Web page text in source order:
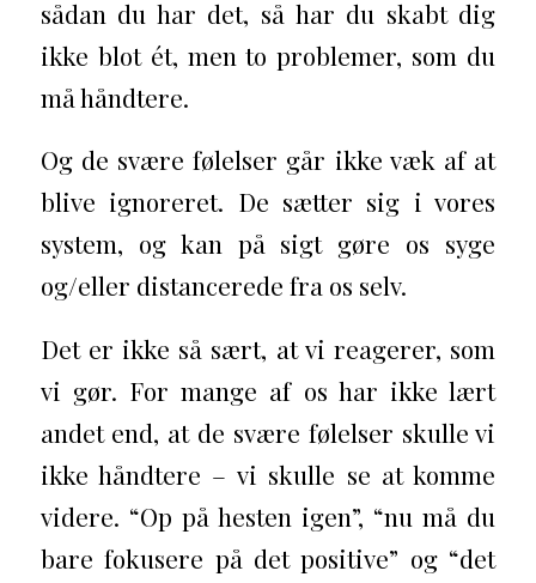
sådan du har det, så har du skabt dig
ikke blot ét, men to problemer, som du
må håndtere.
Og de svære følelser går ikke væk af at
blive ignoreret. De sætter sig i vores
system, og kan på sigt gøre os syge
og/eller distancerede fra os selv.
Det er ikke så sært, at vi reagerer, som
vi gør. For mange af os har ikke lært
andet end, at de svære følelser skulle vi
ikke håndtere – vi skulle se at komme
videre. “Op på hesten igen”, “nu må du
bare fokusere på det positive” og “det